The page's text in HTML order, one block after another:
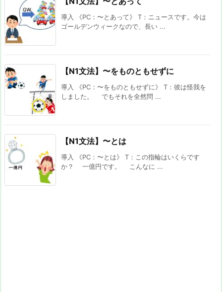
導入 《PC：〜とあって》 T：ニュースです。今は
ゴールデンウィークなので、長い ...
【N1文法】〜をものともせずに
導入 《PC：〜をものともせずに》 T：彼は怪我を
しました。 でもそれを全然問 ...
【N1文法】〜とは
導入 《PC：〜とは》 T：この指輪はいくらです
か？ 一億円です。 こんなに ...